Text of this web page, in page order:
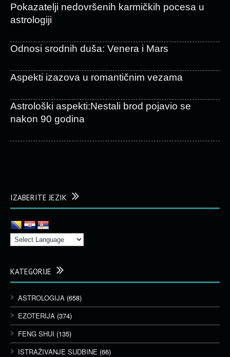
Pokazatelji nedovršenih karmičkih pocesa u
astrologiji
Odnosi srodnih duša: Venera i Mars
Aspekti izazova u romantičnim vezama
Astrološki aspekti:Nestali brod pojavio se
nakon 90 godina
IZABERITE JEZIK
KATEGORIJE
ASTROLOGIJA (658)
EZOTERIJA (374)
FENG SHUI (135)
ISTRAŽIVANJE SUDBINE (66)